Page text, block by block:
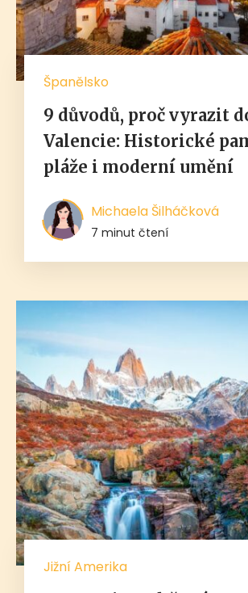
Španělsko
9 důvodů, proč vyrazit
Valencie: Historické
pláže i moderní umění
Michaela Šilháčková
7 minut čtení
Jižní Amerika